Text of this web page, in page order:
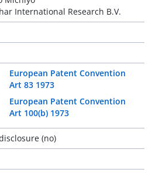
International Research B.V.
European Patent Convention
Art 83 1973
European Patent Convention
Art 100(b) 1973
(no)